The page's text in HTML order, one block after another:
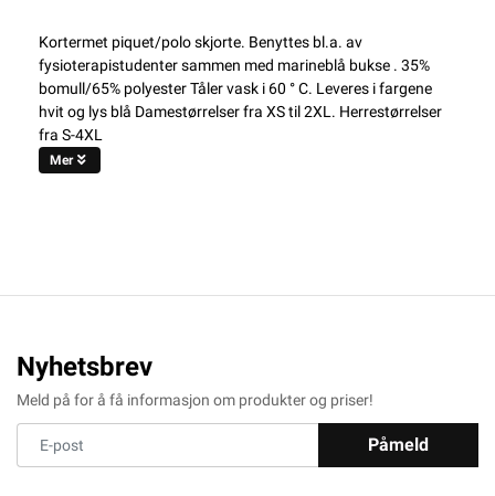
Kortermet piquet/polo skjorte. Benyttes bl.a. av
fysioterapistudenter sammen med marineblå bukse . 35%
bomull/65% polyester Tåler vask i 60 ° C. Leveres i fargene
hvit og lys blå Damestørrelser fra XS til 2XL. Herrestørrelser
fra S-4XL
Mer
Nyhetsbrev
Meld på for å få informasjon om produkter og priser!
Påmeld